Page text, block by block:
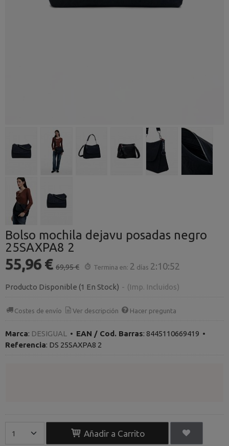
Bolso mochila dejavu posadas negro
25SAXPA8 2
55,96 € 69,95 € Termina en: 2 días 2:10:51
Producto Disponible (1 En Stock) - (Imp. Incluidos)
Costes de envío Ver descripción Hacer pregunta
Marca: DESIGUAL • EAN / Cod. Barras: 8445110669419 •
Referencia: DS 25SAXPA8 2
Añadir a Carrito